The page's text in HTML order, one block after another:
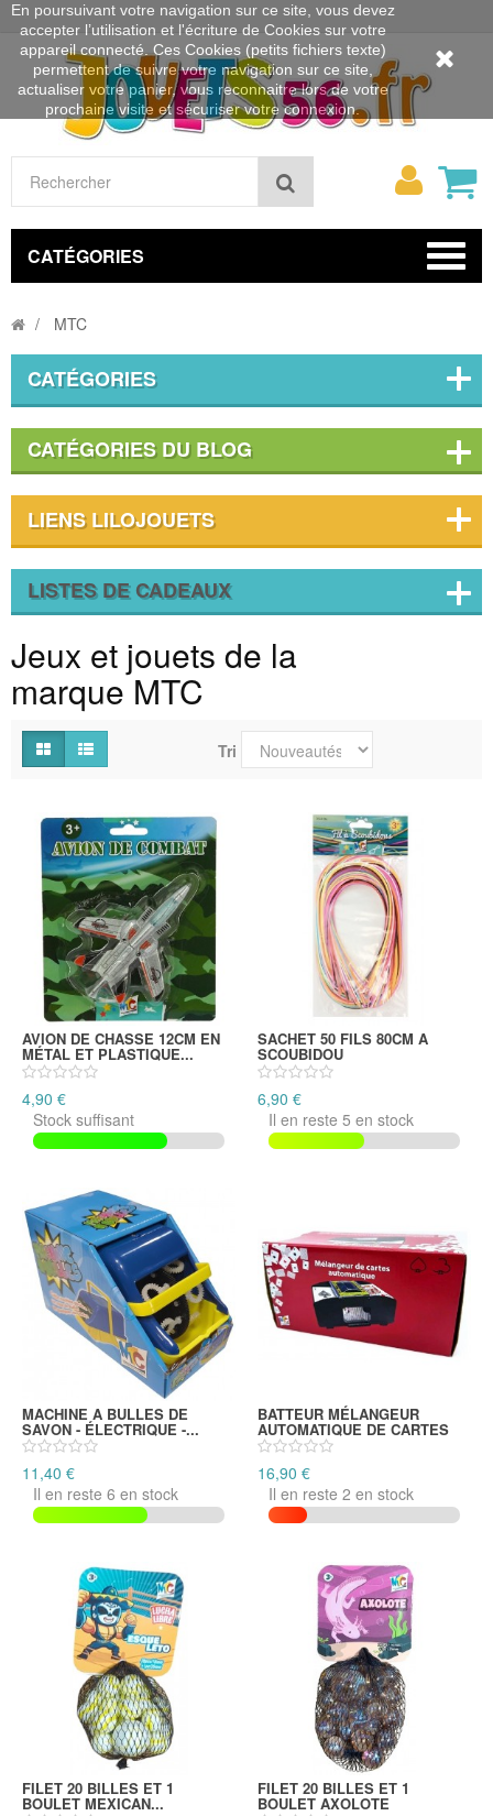
Rechercher
Mon
CATÉGORIES
MTC
CATÉGORIES
CATÉGORIES DU BLOG
LIENS LILOJOUETS
LISTES DE CADEAUX
Jeux et jouets de la
marque MTC
Tri
AVION DE CHASSE 12CM EN
MÉTAL ET PLASTIQUE...
4,90 €
Stock suffisant
SACHET 50 FILS 80CM A
SCOUBIDOU
6,90 €
Il en reste 5 en stock
MACHINE A BULLES DE
SAVON - ÉLECTRIQUE -...
11,40 €
Il en reste 6 en stock
BATTEUR MÉLANGEUR
AUTOMATIQUE DE CARTES
16,90 €
Il en reste 2 en stock
FILET 20 BILLES ET 1
BOULET MEXICAN...
FILET 20 BILLES ET 1
BOULET AXOLOTE
En poursuivant votre navigation sur ce site, vous devez
accepter l’utilisation et l'écriture de Cookies sur votre
appareil connecté. Ces Cookies (petits fichiers texte)
permettent de suivre votre navigation sur ce site,
actualiser votre panier, vous reconnaitre lors de votre
prochaine visite et sécuriser votre connexion.